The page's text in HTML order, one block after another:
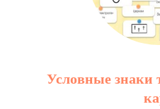
Условные знаки